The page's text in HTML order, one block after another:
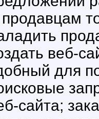
веб-
для
сайта;